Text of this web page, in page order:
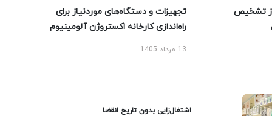
تشخیص
تجهیزات و دستگاه‌های موردنیاز برای
راه‌اندازی کارخانه اکستروژن آلومینیوم
13 مرداد 1405
اشتغال‌زایی بدون تاریخ انقضا